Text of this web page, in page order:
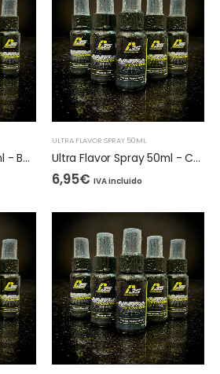
Ultra Flavor Spray 50ml - Banana.F
ULTRA FLAVOR SPRAY 50ML
Ultra Flavor Spray 50ml - Canela Dulce
6,95€ IVA incluido